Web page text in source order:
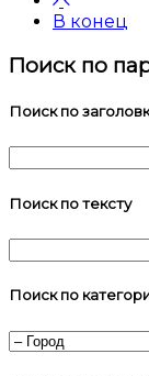
В конец
Поиск по
Поиск по
Поиск по тексту
Поиск по